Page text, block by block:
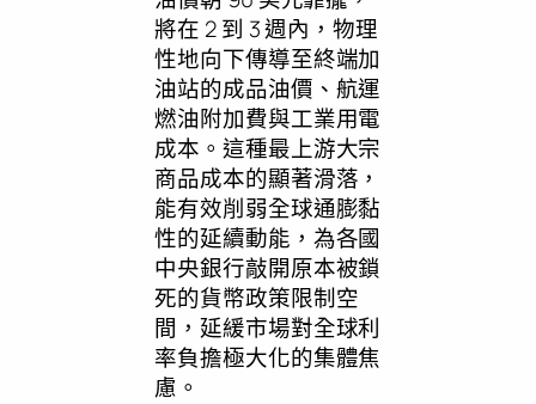
將在 2 到 3 週內，物理
性地向下傳導至終端加
油站的成品油價、航運
燃油附加費與工業用電
成本。這種最上游大宗
商品成本的顯著滑落，
能有效削弱全球通膨黏
性的延續動能，為各國
中央銀行敲開原本被鎖
死的貨幣政策限制空
間，延緩市場對全球利
率負擔極大化的集體焦
慮。